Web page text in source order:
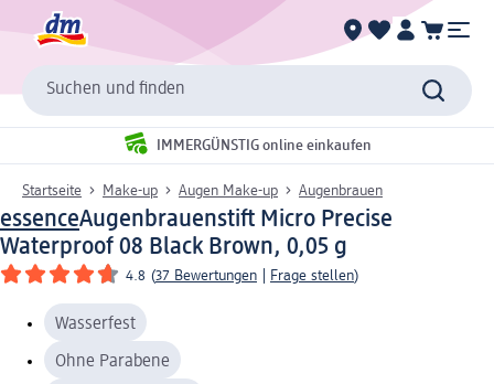
Suchen und finden
IMMERGÜNSTIG online einkaufen
Startseite Make-up Augen Make-up Augenbrauen
essenceAugenbrauenstift Micro Precise
Waterproof 08 Black Brown, 0,05 g
4.8 (37 Bewertungen Frage stellen)
Wasserfest
Ohne Parabene